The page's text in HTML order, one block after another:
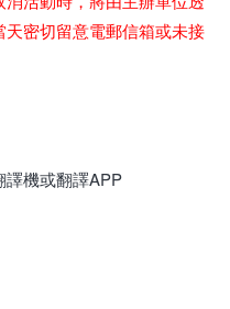
密切留意電郵信箱或未接
譯機或翻譯APP